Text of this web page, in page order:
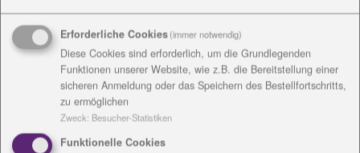
Kontakt
Erforderliche Cookies(immer notwendig)
Diese Cookies sind erforderlich, um die Grundlegenden
Funktionen unserer Website, wie z.B. die Bereitstellung einer
sicheren Anmeldung oder das Speichern des Bestellfortschritts,
zu ermöglichen
Zweck: Besucher-Statistiken
Funktionelle Cookies